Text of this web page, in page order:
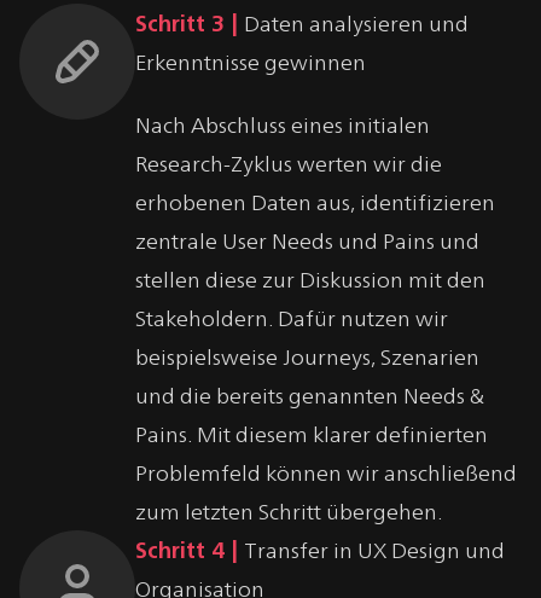
Schritt 3 | Daten analysieren und
Erkenntnisse gewinnen
Nach Abschluss eines initialen
Research-Zyklus werten wir die
erhobenen Daten aus, identifizieren
zentrale User Needs und Pains und
stellen diese zur Diskussion mit den
Stakeholdern. Dafür nutzen wir
beispielsweise Journeys, Szenarien
und die bereits genannten Needs &
Pains. Mit diesem klarer definierten
Problemfeld können wir anschließend
zum letzten Schritt übergehen.
Schritt 4 | Transfer in UX Design und
Organisation